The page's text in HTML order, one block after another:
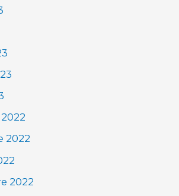
2022
2022